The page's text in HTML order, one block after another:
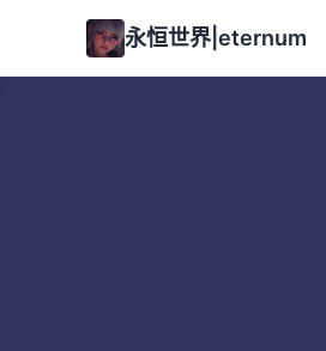
永恒世界|eternum